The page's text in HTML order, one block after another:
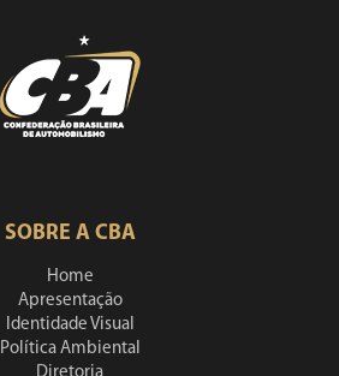
SOBRE A CBA
Home
Apresentação
Identidade Visual
Política Ambiental